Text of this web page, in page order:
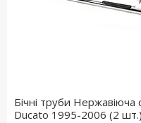
Бічні труби Нержавіюча
Ducato 1995-2006 (2 шт.)